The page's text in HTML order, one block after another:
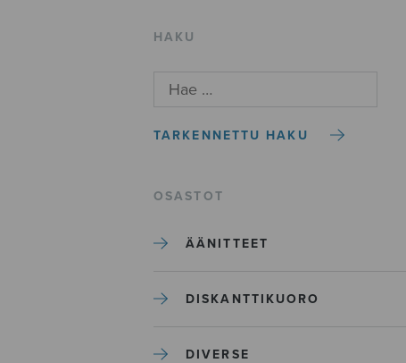
HAKU
TARKENNETTU HAKU
OSASTOT
ÄÄNITTEET
DISKANTTIKUORO
DIVERSE